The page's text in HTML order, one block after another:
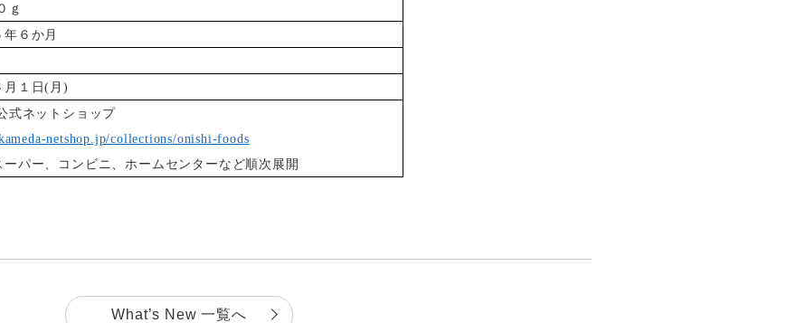
ｇ
６か月
月１日(月)
式ネットショップ
netshop.jp/collections/onishi-foods
ーパー、コンビニ、ホームセンターなど順次展開
What’s New 一覧へ